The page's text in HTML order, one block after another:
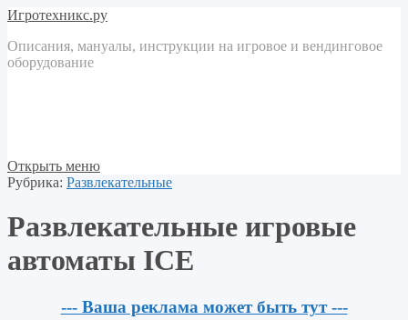
Игротехникс.ру
Описания, мануалы, инструкции на игровое и вендинговое
оборудование
Открыть меню
Рубрика: Развлекательные
Развлекательные игровые
автоматы ICE
--- Ваша реклама может быть тут ---